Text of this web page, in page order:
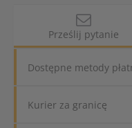
Prześlij pytanie
Dostępne metody
Kurier za granicę